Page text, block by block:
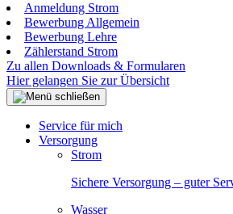
Anmeldung Strom
Bewerbung Allgemein
Bewerbung Lehre
Zählerstand Strom
Zu allen Downloads & Formularen
Hier gelangen Sie zur Übersicht
Service für mich
Versorgung
Strom
Sichere Versorgung – guter
Wasser